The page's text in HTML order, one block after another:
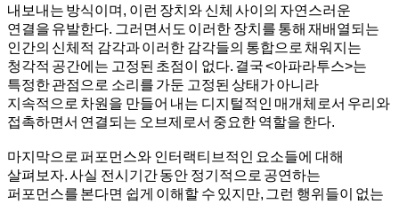
내보내는 방식이며, 이런 장치와 신체 사이의 자연스러운
연결을 유발한다. 그러면서도 이러한 장치를 통해 재배열되는
인간의 신체적 감각과 이러한 감각들의 통합으로 채워지는
청각적 공간에는 고정된 초점이 없다. 결국 <아파라투스>는
특정한 관점으로 소리를 가둔 고정된 상태가 아니라
지속적으로 차원을 만들어 내는 디지털적인 매개체로서 우리와
접촉하면서 연결되는 오브제로서 중요한 역할을 한다.
마지막으로 퍼포먼스와 인터랙티브적인 요소들에 대해
살펴보자. 사실 전시기간 동안 정기적으로 공연하는
퍼포먼스를 본다면 쉽게 이해할 수 있지만, 그런 행위들이 없는